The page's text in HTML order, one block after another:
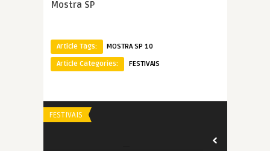
Mostra SP
Article Tags:
MOSTRA SP 10
Article Categories:
FESTIVAIS
FESTIVAIS